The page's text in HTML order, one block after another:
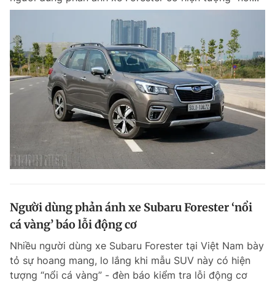
Người dùng phản ánh xe Subaru Forester ‘nổi
cá vàng’ báo lỗi động cơ
Nhiều người dùng xe Subaru Forester tại Việt Nam bày
tỏ sự hoang mang, lo lắng khi mẫu SUV này có hiện
tượng “nổi cá vàng” - đèn báo kiểm tra lỗi động cơ